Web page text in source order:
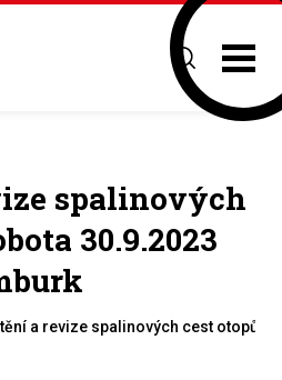
spalinových
30.9.2023
a revize spalinových cest otopů